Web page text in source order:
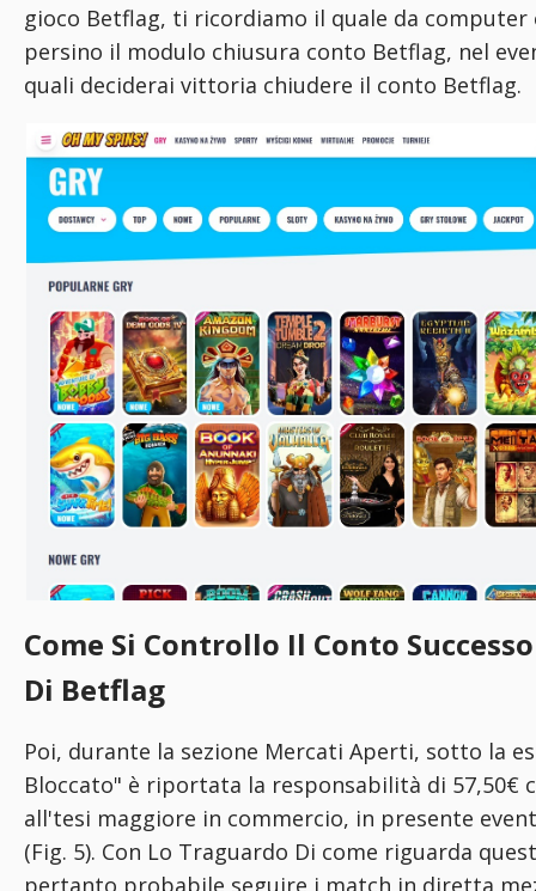
gioco Betflag, ti ricordiamo il quale da computer
persino il modulo chiusura conto Betflag, nel
quali deciderai vittoria chiudere il conto Betflag.
Come Si Controllo Il Conto
Di Betflag
Poi, durante la sezione Mercati Aperti, sotto la
Bloccato" è riportata la responsabilità di 57,50€
all'tesi maggiore in commercio, in presente
(Fig. 5). Con Lo Traguardo Di come riguarda
pertanto probabile seguire i match in diretta